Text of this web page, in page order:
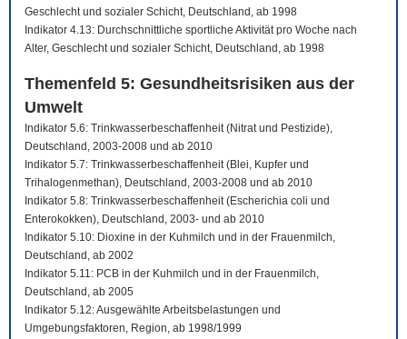
Geschlecht und sozialer Schicht, Deutschland, ab 1998
Indikator 4.13: Durchschnittliche sportliche Aktivität pro Woche nach
Alter, Geschlecht und sozialer Schicht, Deutschland, ab 1998
Themenfeld 5: Gesundheitsrisiken aus der
Umwelt
Indikator 5.6: Trinkwasserbeschaffenheit (Nitrat und Pestizide),
Deutschland, 2003-2008 und ab 2010
Indikator 5.7: Trinkwasserbeschaffenheit (Blei, Kupfer und
Trihalogenmethan), Deutschland, 2003-2008 und ab 2010
Indikator 5.8: Trinkwasserbeschaffenheit (Escherichia coli und
Enterokokken), Deutschland, 2003- und ab 2010
Indikator 5.10: Dioxine in der Kuhmilch und in der Frauenmilch,
Deutschland, ab 2002
Indikator 5.11: PCB in der Kuhmilch und in der Frauenmilch,
Deutschland, ab 2005
Indikator 5.12: Ausgewählte Arbeitsbelastungen und
Umgebungsfaktoren, Region, ab 1998/1999